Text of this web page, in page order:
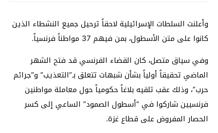
وأعلنت السلطات الإسرائيلية لاحقاً ترحيل جميع النشطاء الذين
كانوا على متن الأسطول، بمن فيهم 37 مواطناً فرنسياً.
وفي سياق متصل، كان القضاء الفرنسي قد فتح الشهر
الماضي تحقيقاً أولياً بشأن شبهات تتعلق بـ”التعذيب” و”جرائم
حرب”، وذلك عقب تلقيه بلاغاً حكومياً حول معاملة مواطنين
فرنسيين شاركوا في “أسطول الصمود” الساعي إلى كسر
الحصار المفروض على قطاع غزة.